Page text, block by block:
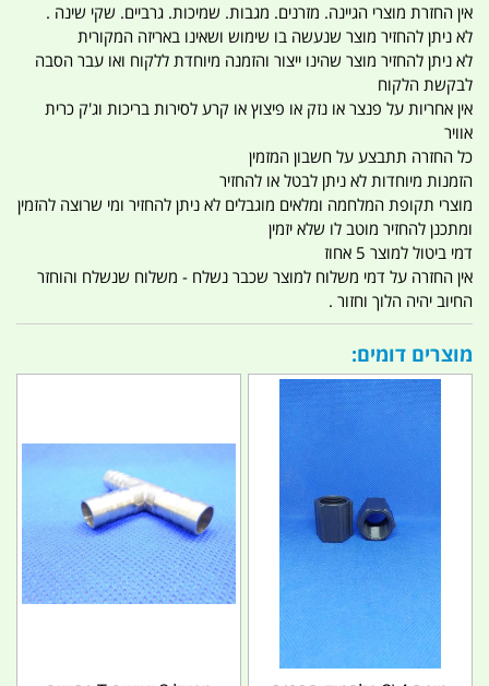
אין החזרת מוצרי הגיינה. מזרנים. מגבות. שמיכות. גרביים. שקי שינה .
לא ניתן להחזיר מוצר שנעשה בו שימוש ושאינו באריזה המקורית
לא ניתן להחזיר מוצר שהינו ייצור והזמנה מיוחדת ללקוח ואו עבר הסבה
לבקשת הלקוח
אין אחריות על פנצר או נזק או פיצוץ או קרע לסירות בריכות וג'ק כרית
אוויר
כל החזרה תתבצע על חשבון המזמין
הזמנות מיוחדות לא ניתן לבטל או להחזיר
מוצרי תקופת המלחמה ומלאים מוגבלים לא ניתן להחזיר ומי שרוצה להזמין
ומתכנן להחזיר מוטב לו שלא יזמין
דמי ביטול למוצר 5 אחוז
אין החזרה על דמי משלוח למוצר שכבר נשלח - משלוח שנשלח והוחזר
החיוב יהיה הלוך וחזור .
מוצרים דומים: